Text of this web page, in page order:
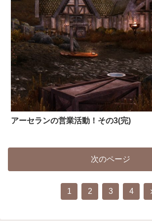
アーセランの営業活動！その3(完)
次のページ
1 2 3 4